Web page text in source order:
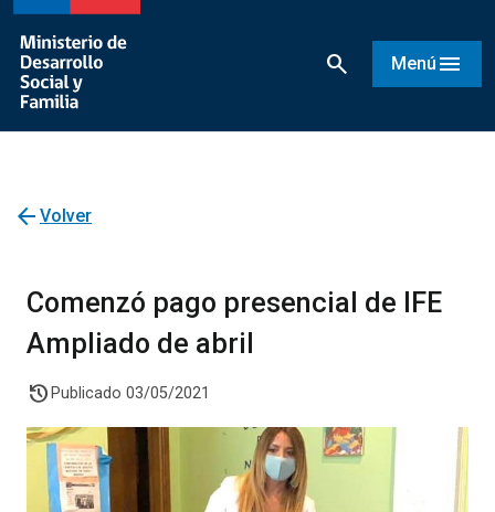
search Menú menu
arrow_back Volver
Comenzó pago presencial de IFE
Ampliado de abril
history Publicado 03/05/2021